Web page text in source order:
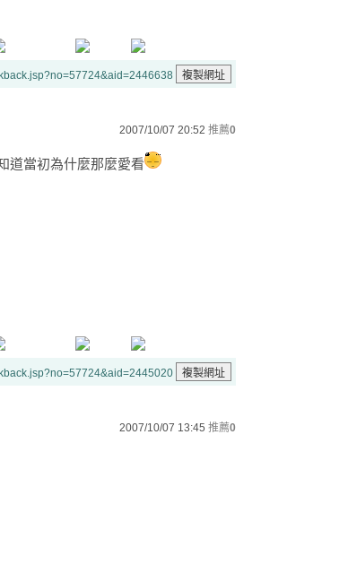
2007/10/07 20:52 推薦0
道當初為什麼那麼愛看
2007/10/07 13:45 推薦0